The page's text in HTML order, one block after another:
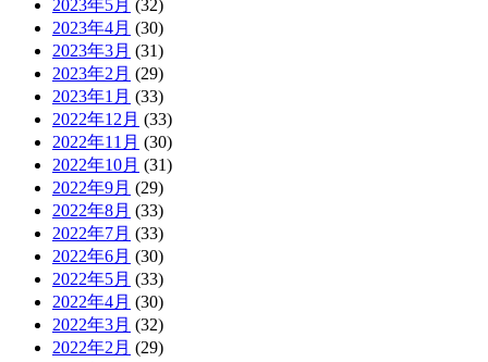
2023年5月 (32)
2023年4月 (30)
2023年3月 (31)
2023年2月 (29)
2023年1月 (33)
2022年12月 (33)
2022年11月 (30)
2022年10月 (31)
2022年9月 (29)
2022年8月 (33)
2022年7月 (33)
2022年6月 (30)
2022年5月 (33)
2022年4月 (30)
2022年3月 (32)
2022年2月 (29)